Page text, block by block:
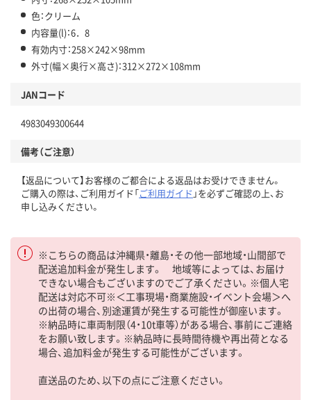
色：クリーム
内容量(l)：6．8
有効内寸：258×242×98mm
外寸(幅×奥行×高さ)：312×272×108mm
JANコード
4983049300644
備考（ご注意）
【返品について】お客様のご都合による返品はお受けできません。
ご購入の際は、ご利用ガイド「ご利用ガイド 」を必ずご確認の上、お
申し込みください。
※こちらの商品は沖縄県・離島・その他一部地域・山間部で
配送追加料金が発生します。 地域等によっては、お届け
できない場合もございますのでご了承ください。※個人宅
配送は対応不可※＜工事現場・商業施設・イベント会場＞へ
の出荷の場合、別途運賃が発生する可能性が御座います。
※納品時に車両制限（4・10t車等）がある場合、事前にご連絡
をお願い致します。※納品時に長時間待機や再出荷となる
場合、追加料金が発生する可能性がございます。
直送品のため、以下の点にご注意ください。